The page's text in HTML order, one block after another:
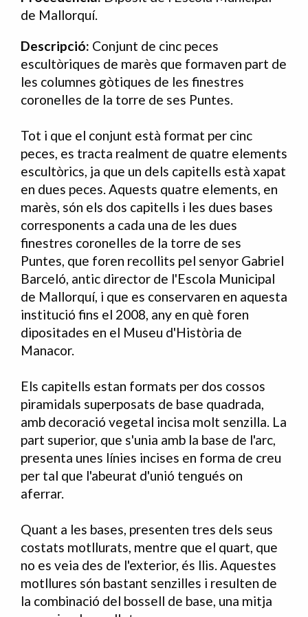
de Mallorquí.
Descripció: Conjunt de cinc peces
escultòriques de marès que formaven part de
les columnes gòtiques de les finestres
coronelles de la torre de ses Puntes.
Tot i que el conjunt està format per cinc
peces, es tracta realment de quatre elements
escultòrics, ja que un dels capitells està xapat
en dues peces. Aquests quatre elements, en
marès, són els dos capitells i les dues bases
corresponents a cada una de les dues
finestres coronelles de la torre de ses
Puntes, que foren recollits pel senyor Gabriel
Barceló, antic director de l'Escola Municipal
de Mallorquí, i que es conservaren en aquesta
institució fins el 2008, any en què foren
dipositades en el Museu d'Història de
Manacor.
Els capitells estan formats per dos cossos
piramidals superposats de base quadrada,
amb decoració vegetal incisa molt senzilla. La
part superior, que s'unia amb la base de l'arc,
presenta unes línies incises en forma de creu
per tal que l'abeurat d'unió tengués on
aferrar.
Quant a les bases, presenten tres dels seus
costats motllurats, mentre que el quart, que
no es veia des de l'exterior, és llis. Aquestes
motllures són bastant senzilles i resulten de
la combinació del bossell de base, una mitja